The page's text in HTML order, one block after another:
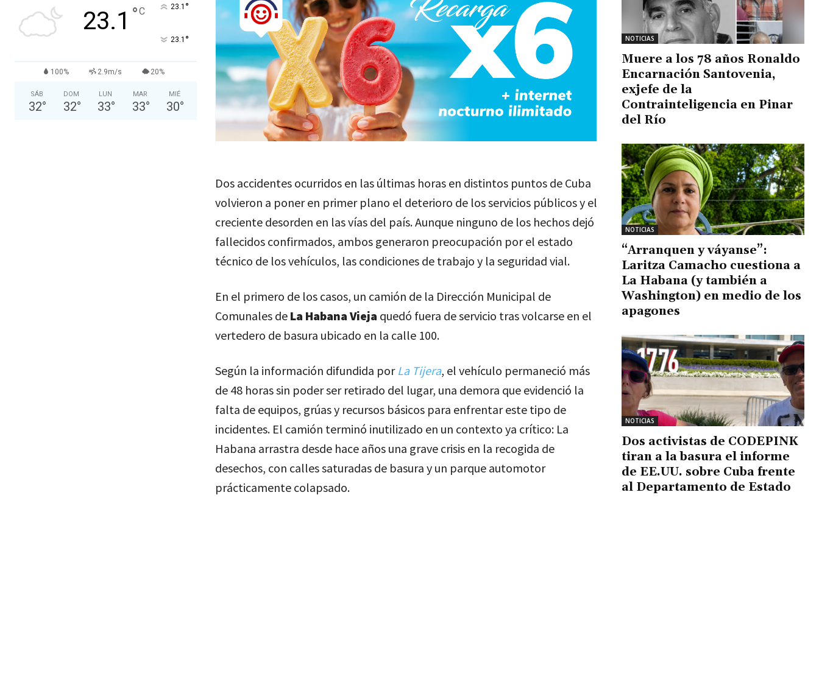
23.1 °C 23.1 °
23.1 °
100% 2.9m/s 20%
SÁB
32°
DOM
32°
LUN
33°
MAR
33°
MIÉ
30°
Dos accidentes ocurridos en las últimas horas en distintos puntos de Cuba
volvieron a poner en primer plano el deterioro de los servicios públicos y el
creciente desorden en las vías del país. Aunque ninguno de los hechos dejó
fallecidos confirmados, ambos generaron preocupación por el estado
técnico de los vehículos, las condiciones de trabajo y la seguridad vial.
En el primero de los casos, un camión de la Dirección Municipal de
Comunales de La Habana Vieja quedó fuera de servicio tras volcarse en el
vertedero de basura ubicado en la calle 100.
Según la información difundida por La Tijera, el vehículo permaneció más
de 48 horas sin poder ser retirado del lugar, una demora que evidenció la
falta de equipos, grúas y recursos básicos para enfrentar este tipo de
incidentes. El camión terminó inutilizado en un contexto ya crítico: La
Habana arrastra desde hace años una grave crisis en la recogida de
desechos, con calles saturadas de basura y un parque automotor
prácticamente colapsado.
NOTICIAS
Muere a los 78 años Ronaldo
Encarnación Santovenia,
exjefe de la
Contrainteligencia en Pinar
del Río
NOTICIAS
“Arranquen y váyanse”:
Laritza Camacho cuestiona a
La Habana (y también a
Washington) en medio de los
apagones
NOTICIAS
Dos activistas de CODEPINK
tiran a la basura el informe
de EE.UU. sobre Cuba frente
al Departamento de Estado